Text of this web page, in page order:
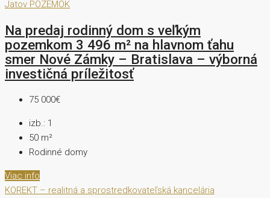
Jatov POZEMOK
Na predaj rodinný dom s veľkým
pozemkom 3 496 m² na hlavnom ťahu
smer Nové Zámky – Bratislava – výborná
investičná príležitosť
75 000€
izb.: 1
50 m²
Rodinné domy
Viac info
KOREKT – realitná a sprostredkovateľská kancelária